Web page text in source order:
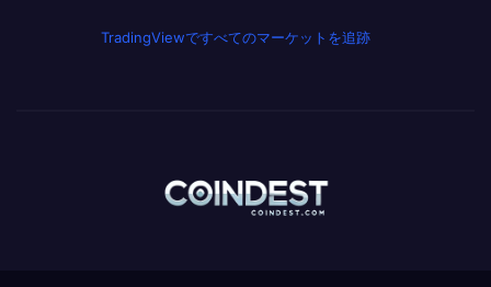
TradingViewですべてのマーケットを追跡